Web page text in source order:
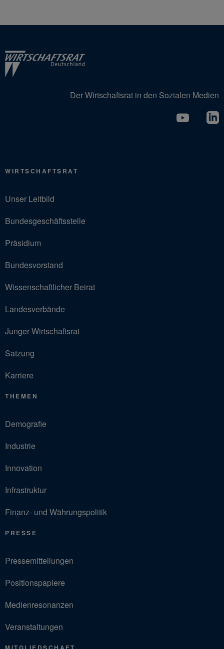
Der Wirtschaftsrat in den Sozialen Medien
WIRTSCHAFTSRAT
Unser Leitbild
Bundesgeschäftsstelle
Präsidium
Bundesvorstand
Wissenschaftlicher Beirat
Landesverbände
Junger Wirtschaftsrat
Satzung
Karriere
THEMEN
Demografie
Industrie
Innovation
Infrastruktur
Finanz- und Währungspolitik
PRESSE
Pressemitteilungen
Positionspapiere
Medienresonanzen
Veranstaltungen